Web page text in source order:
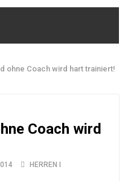
ohne Coach wird hart trainiert!
Coach wird
HERREN I